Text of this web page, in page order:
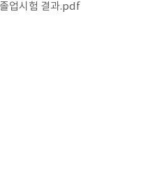
업시험 결과.pdf